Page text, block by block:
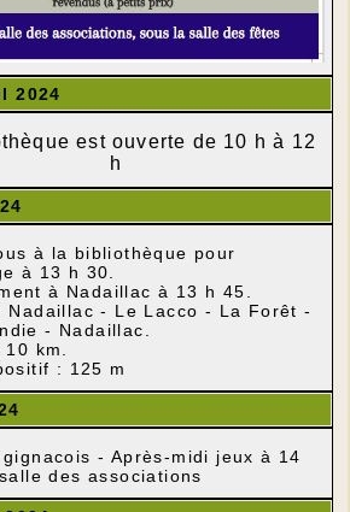
2024
est ouverte de 10 h à 12
h
à la bibliothèque pour
à 13 h 30.
à Nadaillac à 13 h 45.
Nadaillac - Le Lacco - La Forêt -
- Nadaillac.
km.
: 125 m
- Après-midi jeux à 14
des associations